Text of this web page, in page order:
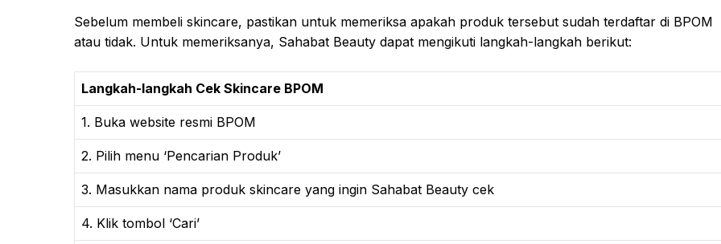
Sebelum membeli skincare, pastikan untuk memeriksa apakah produk tersebut sudah terdaftar di BPOM
atau tidak. Untuk memeriksanya, Sahabat Beauty dapat mengikuti langkah-langkah berikut:
Langkah-langkah Cek Skincare BPOM
1. Buka website resmi BPOM
2. Pilih menu ‘Pencarian Produk’
3. Masukkan nama produk skincare yang ingin Sahabat Beauty cek
4. Klik tombol ‘Cari’